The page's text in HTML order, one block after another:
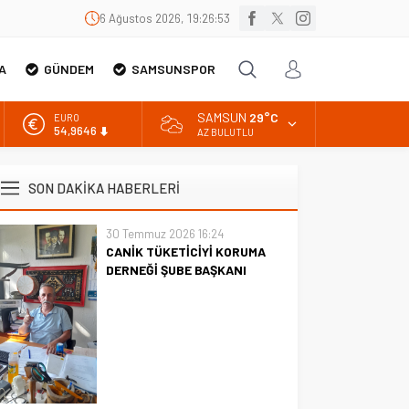
6 Ağustos 2026, 19:26:54
GÜNDEM SAMSUNSPOR
EURO
54,9646
BİST
13.798,82
DOLAR
47,5939
SAMSUN 29°C
AZ BULUTLU
SON DAKİKA HABERLERİ
30 Temmuz 2026 16:24
CANİK TÜKETİCİYİ KORUMA
DERNEĞİ ŞUBE BAŞKANI